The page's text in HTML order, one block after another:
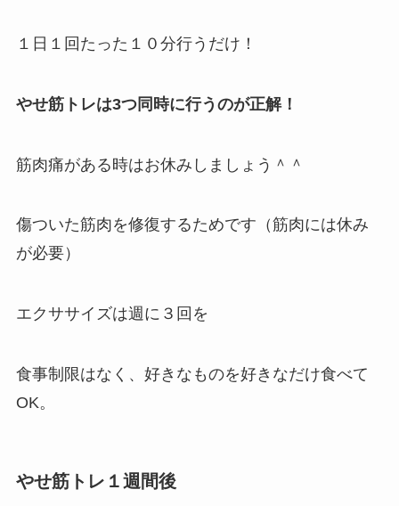
１日１回たった１０分行うだけ！
やせ筋トレは3つ同時に行うのが正解！
筋肉痛がある時はお休みしましょう＾＾
傷ついた筋肉を修復するためです（筋肉には休み
が必要）
エクササイズは週に３回を
食事制限はなく、好きなものを好きなだけ食べて
OK。
やせ筋トレ１週間後